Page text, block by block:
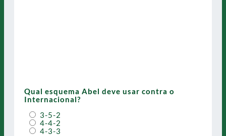
Qual esquema Abel deve usar contra o
Internacional?
3-5-2
4-4-2
4-3-3